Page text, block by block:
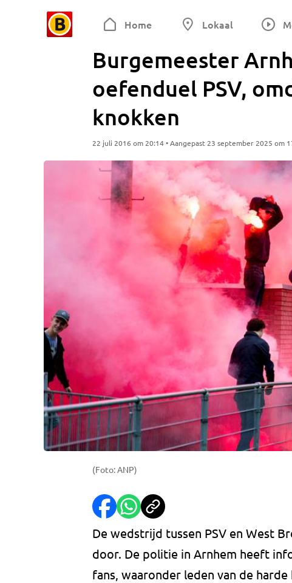
Home Lokaal
Burgemeester
oefenduel PSV,
knokken
22 juli 2016 om 20:14 • Aangepast 23 september 2025 om
(Foto: ANP)
De wedstrijd tussen PSV en West
door. De politie in Arnhem heeft
fans, waaronder leden van de